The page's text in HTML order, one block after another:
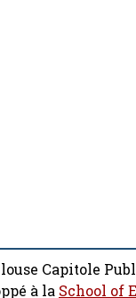
Capitole
à la School of